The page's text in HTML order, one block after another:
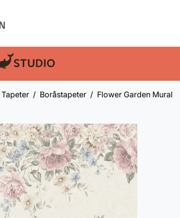
Tapeter Boråstapeter Flower Garden Mural